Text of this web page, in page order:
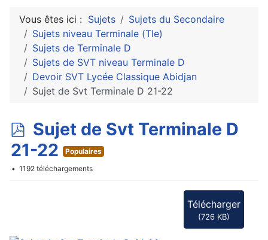
Vous êtes ici : Sujets
Sujets du Secondaire
Sujets niveau Terminale (Tle)
Sujets de Terminale D
Sujets de SVT niveau Terminale D
Devoir SVT Lycée Classique Abidjan
Sujet de Svt Terminale D 21-22
p
d
f
Sujet de Svt Terminale D
21-22
Populaires
1192 téléchargements
Télécharger
(726 KB)